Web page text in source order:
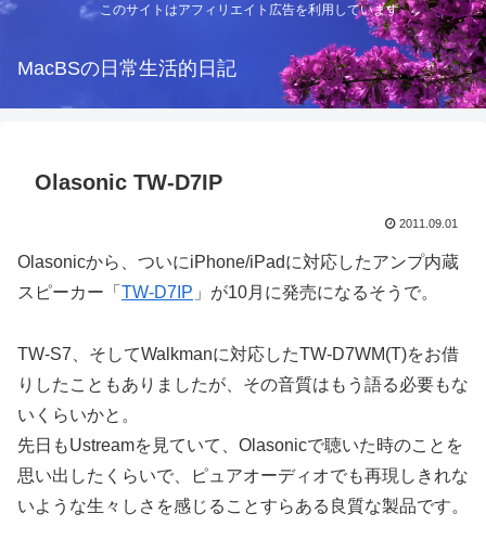
このサイトはアフィリエイト広告を利用しています
MacBSの日常生活的日記
Olasonic TW-D7IP
2011.09.01
Olasonicから、ついにiPhone/iPadに対応したアンプ内蔵
スピーカー「 TW-D7IP 」が10月に発売になるそうで。
TW-S7、そしてWalkmanに対応したTW-D7WM(T)をお借
りしたこともありましたが、その音質はもう語る必要もな
いくらいかと。
先日もUstreamを見ていて、Olasonicで聴いた時のことを
思い出したくらいで、ピュアオーディオでも再現しきれな
いような生々しさを感じることすらある良質な製品です。